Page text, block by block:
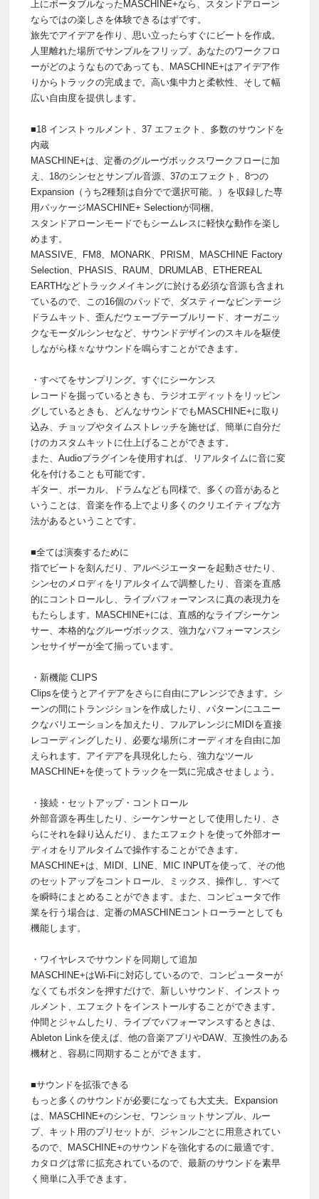
上にポータブルなったMASCHINE+なら、スタンドアローン
ならではの楽しさを体験できるはずです。
旅先でアイデアを作り、思い立ったらすぐにビートを作成。
人里離れた場所でサンプルをフリップ。あなたのワークフロ
ーがどのようなものであっても、MASCHINE+はアイデア作
りからトラックの完成まで。高い集中力と柔軟性、そして幅
広い自由度を提供します。
■18 インストゥルメント、37 エフェクト、多数のサウンドを
内蔵
MASCHINE+は、定番のグルーヴボックスワークフローに加
え、18のシンセとサンプル音源、37のエフェクト、8つの
Expansion（うち2種類は自分でで選択可能。）を収録した専
用パッケージMASCHINE+ Selectionが同梱。
スタンドアローンモードでもシームレスに軽快な動作を楽し
めます。
MASSIVE、FM8、MONARK、PRISM、MASCHINE Factory
Selection、PHASIS、RAUM、DRUMLAB、ETHEREAL
EARTHなどトラックメイキングに於ける必須な音源も含まれ
ているので、この16個のパッドで、ダスティーなビンテージ
ドラムキット、歪んだウェーブテーブルリード、オーガニッ
クなモーダルシンセなど、サウンドデザインのスキルを駆使
しながら様々なサウンドを鳴らすことができます。
・すべてをサンプリング。すぐにシーケンス
レコードを掘っているときも、ラジオエディットをリッピン
グしているときも、どんなサウンドでもMASCHINE+に取り
込み、チョップやタイムストレッチを施せば、簡単に自分だ
けのカスタムキットに仕上げることができます。
また、Audioプラグインを使用すれば、リアルタイムに音に変
化を付けることも可能です。
ギター、ボーカル、ドラムなども同様で、多くの音があると
いうことは、音楽を作る上でより多くのクリエイティブな方
法があるということです。
■全ては演奏するために
指でビートを刻んだり、アルペジエーターを起動させたり、
シンセのメロディをリアルタイムで調整したり、音楽を直感
的にコントロールし、ライブパフォーマンスに真の表現力を
もたらします。MASCHINE+には、直感的なライブシーケン
サー、本格的なグルーヴボックス、強力なパフォーマンスシ
ンセサイザーが全て揃っています。
・新機能 CLIPS
Clipsを使うとアイデアをさらに自由にアレンジできます。シ
ーンの間にトランジションを作成したり、パターンにユニー
クなバリエーションを加えたり、フルアレンジにMIDIを直接
レコーディングしたり、必要な場所にオーディオを自由に加
えられます。アイデアを具現化したら、強力なツール
MASCHINE+を使ってトラックを一気に完成させましょう。
・接続・セットアップ・コントロール
外部音源を再生したり、シーケンサーとして使用したり、さ
らにそれを録り込んだり、またエフェクトを使って外部オー
ディオをリアルタイムで操作することができます。
MASCHINE+は、MIDI、LINE、MIC INPUTを使って、その他
のセットアップをコントロール、ミックス、操作し、すべて
を瞬時にまとめることができます。また、コンピュータで作
業を行う場合は、定番のMASCHINEコントローラーとしても
機能します。
・ワイヤレスでサウンドを同期して追加
MASCHINE+はWi-Fiに対応しているので、コンピューターが
なくてもボタンを押すだけで、新しいサウンド、インストゥ
ルメント、エフェクトをインストールすることができます。
仲間とジャムしたり、ライブでパフォーマンスするときは、
Ableton Linkを使えば、他の音楽アプリやDAW、互換性のある
機材と、容易に同期することができます。
■サウンドを拡張できる
もっと多くのサウンドが必要になっても大丈夫。Expansion
は、MASCHINE+のシンセ、ワンショットサンプル、ルー
プ、キット用のプリセットが、ジャンルごとに用意されてい
るので、MASCHINE+のサウンドを強化するのに最適です。
カタログは常に拡充されているので、最新のサウンドを素早
く簡単に入手できます。